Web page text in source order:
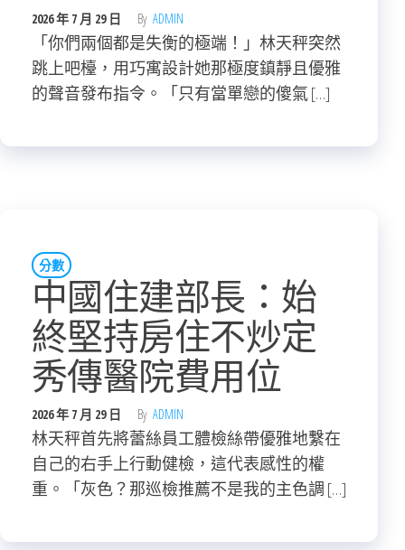
2026 年 7 月 29 日 By ADMIN
「你們兩個都是失衡的極端！」林天秤突然
跳上吧檯，用巧寓設計她那極度鎮靜且優雅
的聲音發布指令。「只有當單戀的傻氣 […]
分數
中國住建部長：始
終堅持房住不炒定
秀傳醫院費用位
2026 年 7 月 29 日 By ADMIN
林天秤首先將蕾絲員工體檢絲帶優雅地繫在
自己的右手上行動健檢，這代表感性的權
重。「灰色？那巡檢推薦不是我的主色調 […]